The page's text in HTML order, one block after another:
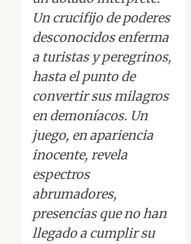
Un crucifijo de poderes
desconocidos enferma
a turistas y peregrinos,
hasta el punto de
convertir sus milagros
en demoníacos. Un
juego, en apariencia
inocente, revela
espectros
abrumadores,
presencias que no han
llegado a cumplir su